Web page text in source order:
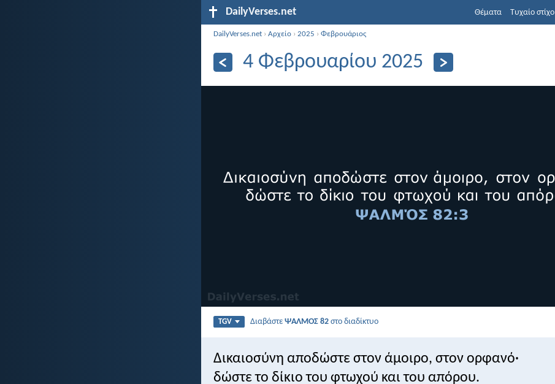
DailyVerses.net Θέματα Τυχαίο στίχο
DailyVerses.net ›Αρχείο ›2025 ›Φεβρουάριος
4 Φεβρουαρίου 2025
TGV ΔιαβάστεΨΑΛΜΌΣ 82 στο διαδίκτυο
Δικαιοσύνη αποδώστε στον άμοιρο, στον ορφανό·
δώστε το δίκιο του φτωχού και του απόρου.